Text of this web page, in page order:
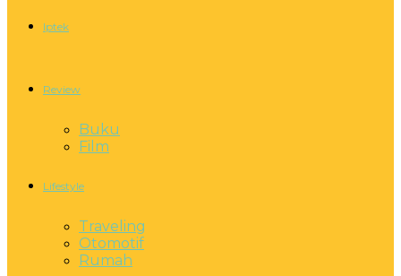
Iptek
Review
Buku
Film
Lifestyle
Traveling
Otomotif
Rumah